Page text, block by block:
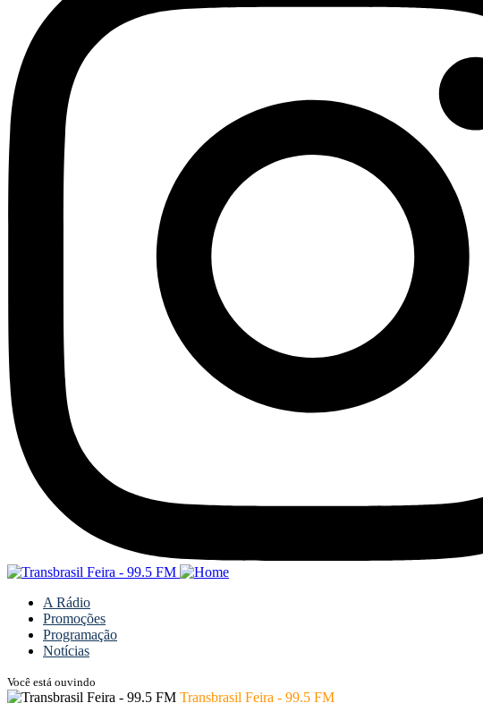
A Rádio
Promoções
Programação
Notícias
Você está ouvindo
Transbrasil Feira - 99.5 FM